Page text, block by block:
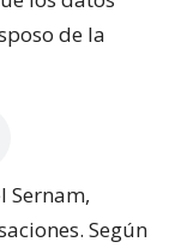
de la
Sernam,
Según